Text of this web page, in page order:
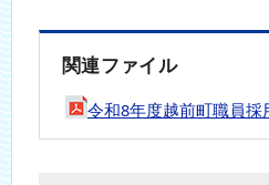
関連ファイル
令和8年度越前町職員採